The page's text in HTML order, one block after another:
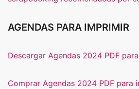
AGENDAS PARA IMPRIMIR
Descargar Agendas 2024 PDF
Comprar Agendas 2024 PDF para